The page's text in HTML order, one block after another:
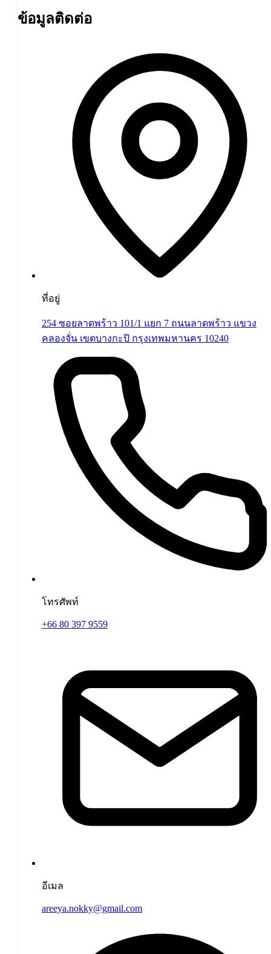
ข้อมูลติดต่อ
ที่อยู่
254 ซอยลาดพร้าว 101/1 แยก 7 ถนนลาดพร้าว แขวง
คลองจั่น เขตบางกะปิ กรุงเทพมหานคร 10240
โทรศัพท์
+66 80 397 9559
อีเมล
areeya.nokky@gmail.com